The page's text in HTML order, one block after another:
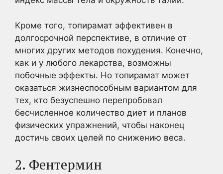
Кроме того, топирамат эффективен в
долгосрочной перспективе, в отличие от
многих других методов похудения. Конечно,
как и у любого лекарства, возможны
побочные эффекты. Но топирамат может
оказаться жизнеспособным вариантом для
тех, кто безуспешно перепробовал
бесчисленное количество диет и планов
физических упражнений, чтобы наконец
достичь своих целей по снижению веса.
2. Фентермин